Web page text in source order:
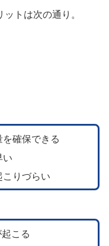
トは次の通り。
確保できる
い
りづらい
こる